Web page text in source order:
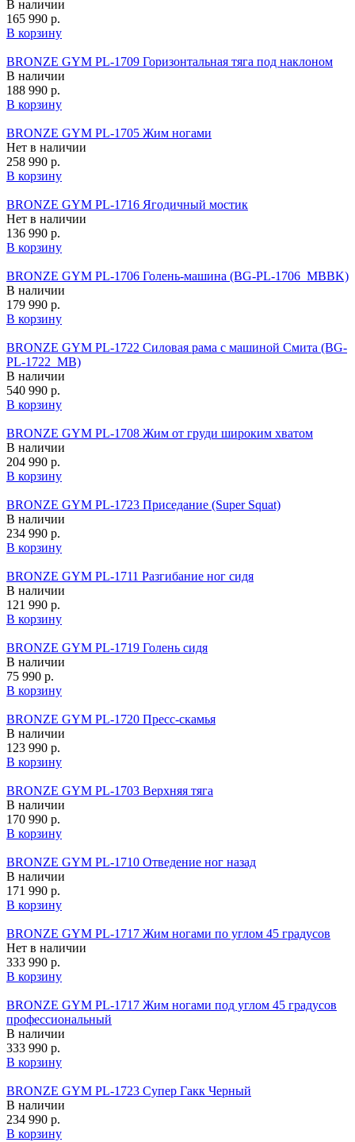
В наличии
165 990 р.
В корзину
BRONZE GYM PL-1709 Горизонтальная тяга под наклоном
В наличии
188 990 р.
В корзину
BRONZE GYM PL-1705 Жим ногами
Нет в наличии
258 990 р.
В корзину
BRONZE GYM PL-1716 Ягодичный мостик
Нет в наличии
136 990 р.
В корзину
BRONZE GYM PL-1706 Голень-машина (BG‑PL‑1706_MBBK)
В наличии
179 990 р.
В корзину
BRONZE GYM PL-1722 Силовая рама с машиной Смита (BG-
PL-1722_MB)
В наличии
540 990 р.
В корзину
BRONZE GYM PL-1708 Жим от груди широким хватом
В наличии
204 990 р.
В корзину
BRONZE GYM PL-1723 Приседание (Super Squat)
В наличии
234 990 р.
В корзину
BRONZE GYM PL-1711 Разгибание ног сидя
В наличии
121 990 р.
В корзину
BRONZE GYM PL-1719 Голень сидя
В наличии
75 990 р.
В корзину
BRONZE GYM PL-1720 Пресс-скамья
В наличии
123 990 р.
В корзину
BRONZE GYM PL-1703 Верхняя тяга
В наличии
170 990 р.
В корзину
BRONZE GYM PL-1710 Отведение ног назад
В наличии
171 990 р.
В корзину
BRONZE GYM PL-1717 Жим ногами по углом 45 градусов
Нет в наличии
333 990 р.
В корзину
BRONZE GYM PL-1717 Жим ногами под углом 45 градусов
профессиональный
В наличии
333 990 р.
В корзину
BRONZE GYM PL-1723 Супер Гакк Черный
В наличии
234 990 р.
В корзину